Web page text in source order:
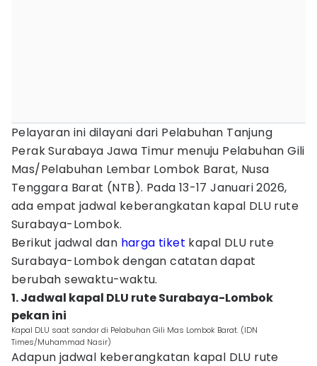
Pelayaran ini dilayani dari Pelabuhan Tanjung
Perak Surabaya Jawa Timur menuju Pelabuhan Gili
Mas/Pelabuhan Lembar Lombok Barat, Nusa
Tenggara Barat (NTB). Pada 13-17 Januari 2026,
ada empat jadwal keberangkatan kapal DLU rute
Surabaya-Lombok.
Berikut jadwal dan harga tiket kapal DLU rute
Surabaya-Lombok dengan catatan dapat
berubah sewaktu-waktu.
1. Jadwal kapal DLU rute Surabaya-Lombok
pekan ini
Kapal DLU saat sandar di Pelabuhan Gili Mas Lombok Barat. (IDN
Times/Muhammad Nasir)
Adapun jadwal keberangkatan kapal DLU rute